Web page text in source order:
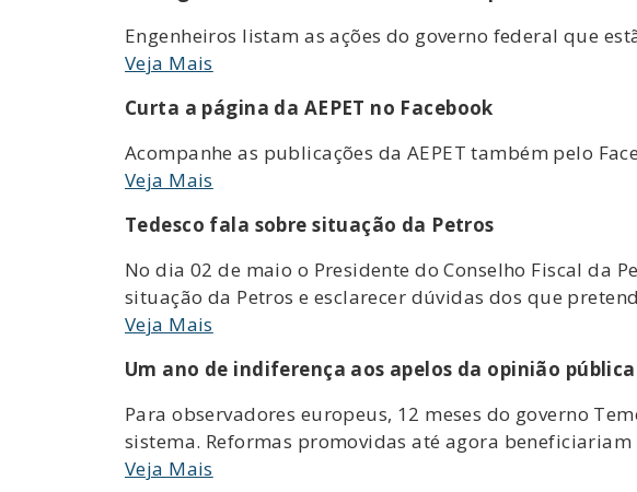
Engenheiros listam as ações do governo federal que
Veja Mais
Curta a página da AEPET no Facebook
Acompanhe as publicações da AEPET também pelo
Veja Mais
Tedesco fala sobre situação da Petros
No dia 02 de maio o Presidente do Conselho Fiscal da
situação da Petros e esclarecer dúvidas dos que
Veja Mais
Um ano de indiferença aos apelos da opinião pública
Para observadores europeus, 12 meses do governo
sistema. Reformas promovidas até agora
Veja Mais